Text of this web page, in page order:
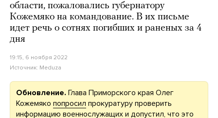
области, пожаловались губернатору
Кожемяко на командование. В их письме
идет речь о сотнях погибших и раненых за 4
дня
19:15, 6 ноября 2022
Источник: Meduza
Обновление. Глава Приморского края Олег
Кожемяко попросил прокуратуру проверить
информацию военнослужащих и допустил, что это